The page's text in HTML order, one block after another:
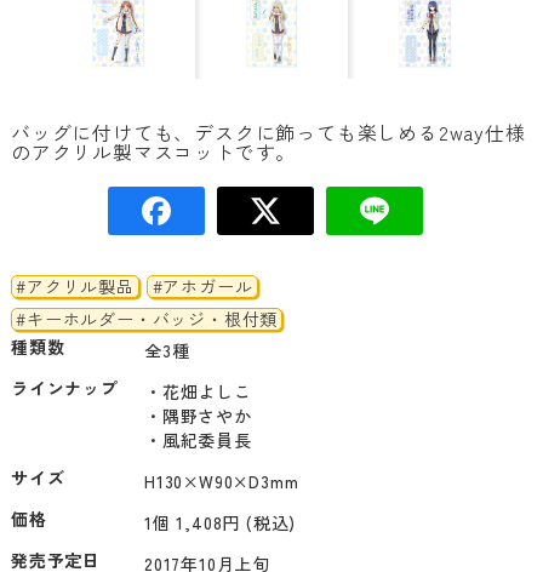
バッグに付けても、デスクに飾っても楽しめる2way仕様
のアクリル製マスコットです。
#アクリル製品
#アホガール
#キーホルダー・バッジ・根付類
種類数
全3種
ラインナップ
・花畑よしこ
・隅野さやか
・風紀委員長
サイズ
H130×W90×D3mm
価格
1個 1,408円 (税込)
発売予定日
2017年10月上旬